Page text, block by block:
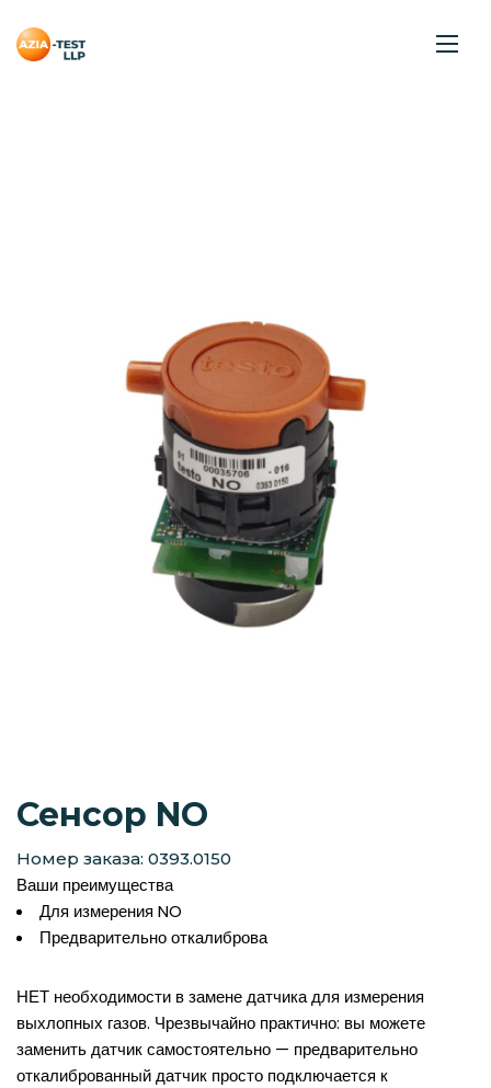
Сенсор NO
Номер заказа: 0393.0150
Ваши преимущества
Для измерения NO
Предварительно откалиброва
НЕТ необходимости в замене датчика для измерения
выхлопных газов. Чрезвычайно практично: вы можете
заменить датчик самостоятельно — предварительно
откалиброванный датчик просто подключается к